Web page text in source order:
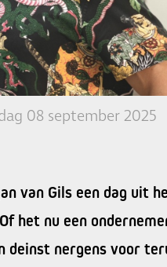
08 september 2025
van Gils een dag uit
het nu een
deinst nergens voor